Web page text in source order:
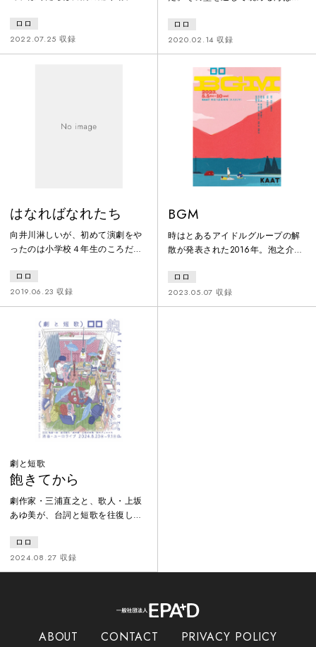
た。増えていく過去形と消えてい
く可能性の間で右往左往する姿は
まるでダンスみたいだねって言っ
ロロ
2022.07.25 収録
えるらしい。 たくさんの人たちが
壁のもとに集まってくる。目の見
えない綱渡り師、透明人間の恋人
を探す女性、窓ガラス清掃をする
元役者、スノードームをつくる 観
光客、ミノタウロスとくだんのあ
いだに生まれた未来のみえないこ
ども。「私、フチになりたいん
だ。麦わら帽子のフチとか、ルパ
ンが盗む絵画の額縁とか、コップ
ロロ
2020.02.14 収録
はなればなれたち
向井川淋しいが、初めて演劇をや
ったのは小学校４年生のころだっ
このころまだ淋しいと出会ってな
いから、本当にそうだったかは知
らないんだけど……。あたしが淋
しいと出会うのは、もう少し先の
未来。つまり、いまから話すの
は、淋しいにあとから聞いたこと
と、あたしのこうだったらいいな
って願望がミックスされた物語。
だから、正確には『向井川淋しい
が、初めて演劇をやったのは小学
校４年生のこ
ロロ
2019.06.23 収録
BGM
時はとあるアイドルグループの解
散が発表された2016年。泡之介と
時の結婚式に向かうため、車で常
磐自動車道を下っていく。目的地
は仙台。10年前に同じく仙台を目
ロロ
2023.05.07 収録
劇と短歌
飽きてから
劇作家・三浦直之と、歌人・上坂
あゆ美が、台詞と短歌を往復しな
む時のような手軽さを携えた、今
までにない演劇作品。
ロロ
2024.08.27 収録
ABOUT CONTACT PRIVACY POLICY